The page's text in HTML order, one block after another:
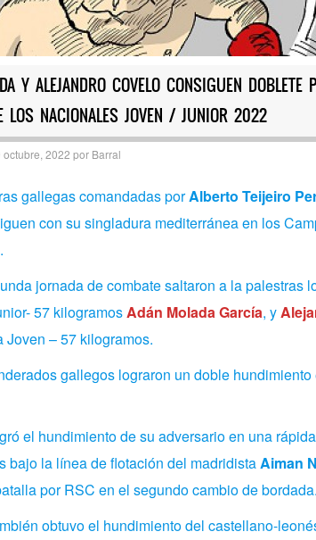
Y ALEJANDRO COVELO CONSIGUEN
LOS NACIONALES JOVEN / JUNIOR 2022
octubre, 2022 por Barral
gallegas comandadas porAlberto Teijeiro
con su singladura mediterránea en los
jornada de combate saltaron a la palestras
57 kilogramosAdán Molada García, y
Joven – 57 kilogramos.
gallegos lograron un doble
el hundimiento de su adversario en una
bajo la línea de flotación del madridistaAiman
por RSC en el segundo cambio de bordada.
obtuvo el hundimiento del castellano-